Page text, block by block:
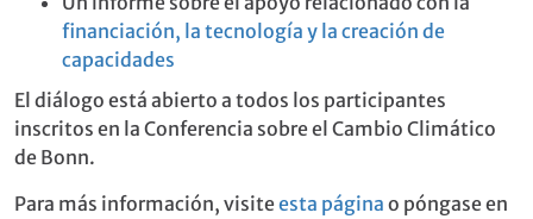
financiación, la tecnología y la creación de
capacidades
El diálogo está abierto a todos los participantes
inscritos en la Conferencia sobre el Cambio Climático
de Bonn.
Para más información, visiteesta página o póngase en